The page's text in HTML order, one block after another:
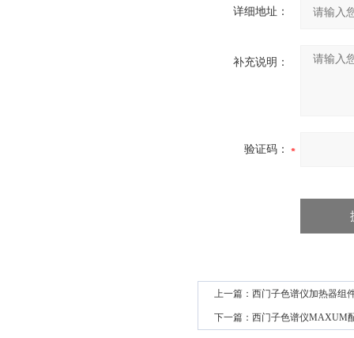
详细地址：
补充说明：
验证码：
上一篇： 西门子色谱仪加热器组
下一篇： 西门子色谱仪MAXUM